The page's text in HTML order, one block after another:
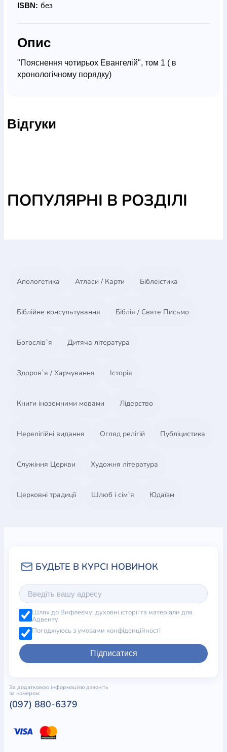
ISBN: без
Опис
"Пояснення чотирьох Евангелій", том 1 ( в
хронологічному порядку)
Відгуки
ПОПУЛЯРНІ В РОЗДІЛІ
Апологетика Атласи / Карти Біблеістика
Біблійне консультування Біблія / Святе Письмо
Богослів`я Дитяча література
Здоров`я / Харчування Історія
Книги іноземними мовами Лідерство
Нерелігійні видання Огляд релігій Публіцистика
Служіння Церкви Художня література
Церковні традиції Шлюб і сім`я Юдаїзм
Шлях до Вифлеєму: духовні історії та матеріали для
Адвенту
Погоджуюсь з умовами конфіденційності
Підписатися
За додатковою інформацією дзвоніть
за номером:
(097) 880-6379